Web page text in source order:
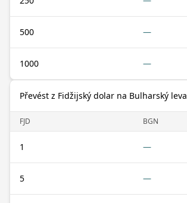
500 —
1000 —
Převést z Fidžijský dolar na Bulharský leva
FJD BGN
1 —
5 —